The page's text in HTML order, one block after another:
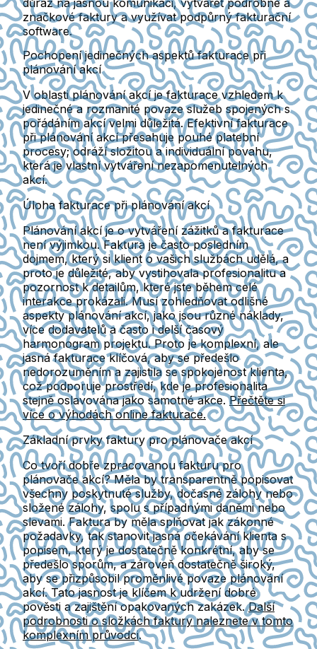
důraz na jasnou komunikaci, vytvářet podrobné a
značkové faktury a využívat podpůrný fakturační
software.
Pochopení jedinečných aspektů fakturace při
plánování akcí
V oblasti plánování akcí je fakturace vzhledem k
jedinečné a rozmanité povaze služeb spojených s
pořádáním akcí velmi důležitá. Efektivní fakturace
při plánování akcí přesahuje pouhé platební
procesy; odráží složitou a individuální povahu,
která je vlastní vytváření nezapomenutelných
akcí.
Úloha fakturace při plánování akcí
Plánování akcí je o vytváření zážitků a fakturace
není výjimkou. Faktura je často posledním
dojmem, který si klient o vašich službách udělá, a
proto je důležité, aby vystihovala profesionalitu a
pozornost k detailům, které jste během celé
interakce prokázali. Musí zohledňovat odlišné
aspekty plánování akcí, jako jsou různé náklady,
více dodavatelů a často i delší časový
harmonogram projektu. Proto je komplexní, ale
jasná fakturace klíčová, aby se předešlo
nedorozuměním a zajistila se spokojenost klienta,
což podporuje prostředí, kde je profesionalita
stejně oslavována jako samotné akce.Přečtěte si
více o výhodách online fakturace.
Základní prvky faktury pro plánovače akcí
Co tvoří dobře zpracovanou fakturu pro
plánovače akcí? Měla by transparentně popisovat
všechny poskytnuté služby, dočasné zálohy nebo
složené zálohy, spolu s případnými daněmi nebo
slevami. Faktura by měla splňovat jak zákonné
požadavky, tak stanovit jasná očekávání klienta s
popisem, který je dostatečně konkrétní, aby se
předešlo sporům, a zároveň dostatečně široký,
aby se přizpůsobil proměnlivé povaze plánování
akcí. Tato jasnost je klíčem k udržení dobré
pověsti a zajištění opakovaných zakázek.Další
podrobnosti o složkách faktury naleznete v tomto
komplexním průvodci.